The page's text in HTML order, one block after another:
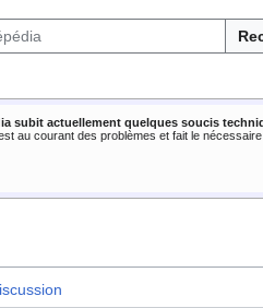
subit actuellement quelques soucis
au courant des problèmes et fait le